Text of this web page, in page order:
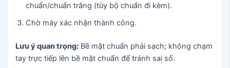
chuẩn/chuẩn trắng (tùy bộ chuẩn đi kèm).
Chờ máy xác nhận thành công.
Lưu ý quan trọng: Bề mặt chuẩn phải sạch; không chạm
tay trực tiếp lên bề mặt chuẩn để tránh sai số.